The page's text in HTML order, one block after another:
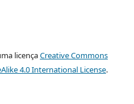
licençaCreative Commons
4.0 International License.